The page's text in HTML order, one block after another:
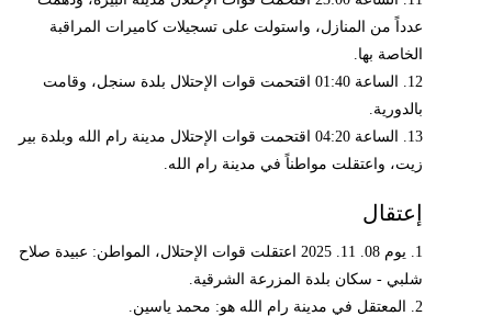
عدداً من المنازل، واستولت على تسجيلات كاميرات المراقبة
الخاصة بها.
12. الساعة 01:40 اقتحمت قوات الإحتلال بلدة سنجل، وقامت
بالدورية.
13. الساعة 04:20 اقتحمت قوات الإحتلال مدينة رام الله وبلدة بير
زيت، واعتقلت مواطناً في مدينة رام الله.
إعتقال
1. يوم 08. 11. 2025 اعتقلت قوات الإحتلال، المواطن: عبيدة صلاح
شلبي - سكان بلدة المزرعة الشرقية.
2. المعتقل في مدينة رام الله هو: محمد ياسين.